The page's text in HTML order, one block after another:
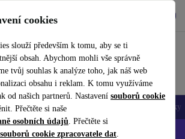
cookies
slouží především k tomu, aby se ti
obsah. Abychom mohli vše správně
tvůj souhlas k analýze toho, jak náš web
obsahu i reklam. K tomu využíváme
od našich partnerů. Nastavení souborů cookie
Přečtěte si naše
osobních údajů. Přečtěte si
cookie zpracovatele dat.
rychle a snadno
Notebooky Tablety Doplňky
iPhony – kód: IPHONEDEAL-